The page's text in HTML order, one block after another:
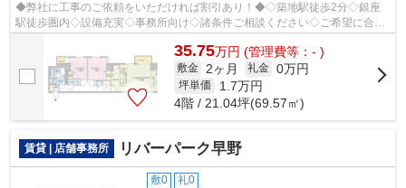
◆弊社に工事のご依頼をいただければ割引あり！◆◇築地駅徒歩2分◇銀座
駅徒歩圏内◇設備充実◇事務所向け◇諸条件ご相談ください◇ご希望に合わ
せて物件のご提案が可能です◇お気軽にお問い合...
35.75万円 (管理費等：- )
敷金 2ヶ月 礼金 0万円
坪単価 1.7万円
4階 / 21.04坪(69.57㎡)
賃貸 | 店舗事務所 リバーパーク早野
敷0 礼0